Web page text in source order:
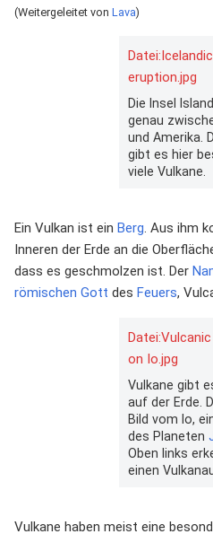
(Weitergeleitet von Lava)
eruption.jpg
Die Insel
genau
und Amerika.
gibt es hier
viele Vulkane.
Ein Vulkan ist ein Berg. Aus ihm
Inneren der Erde an die
dass es geschmolzen ist. Der
römischen Gott des Feuers,
on Io.jpg
Vulkane gibt
auf der Erde.
Bild vom Io,
des Planeten
Oben links
einen
Vulkane haben meist eine